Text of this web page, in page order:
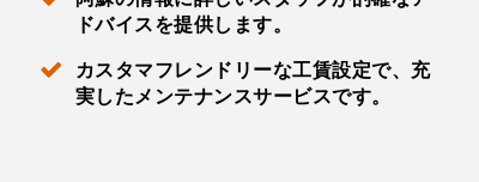
ドバイスを提供します。
カスタマフレンドリーな工賃設定で、充
実したメンテナンスサービスです。